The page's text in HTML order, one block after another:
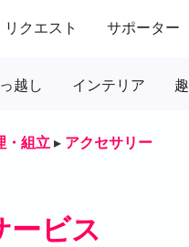
リクエスト サポーター
越し インテリア
・組立 ▸ アクセサリー
ービス